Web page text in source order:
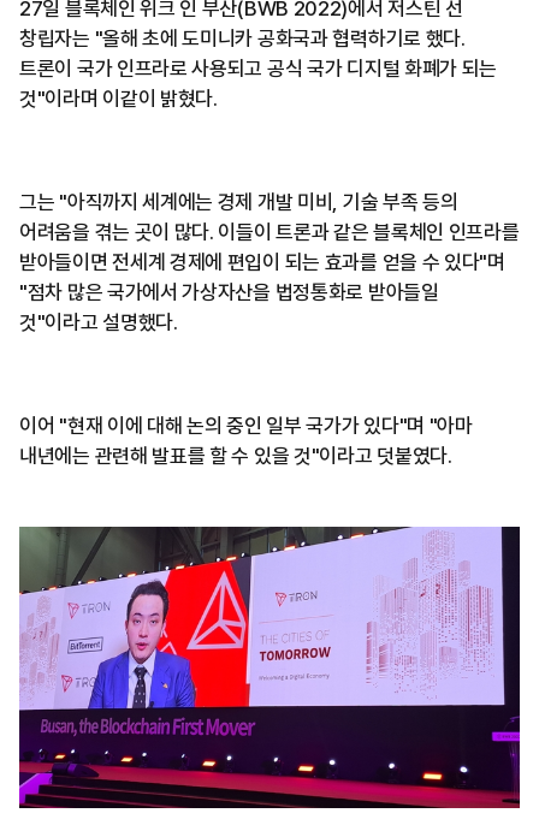
27일 블록체인 위크 인 부산(BWB 2022)에서 저스틴 선
창립자는 "올해 초에 도미니카 공화국과 협력하기로 했다.
트론이 국가 인프라로 사용되고 공식 국가 디지털 화폐가 되는
것"이라며 이같이 밝혔다.
그는 "아직까지 세계에는 경제 개발 미비, 기술 부족 등의
어려움을 겪는 곳이 많다. 이들이 트론과 같은 블록체인 인프라를
받아들이면 전세계 경제에 편입이 되는 효과를 얻을 수 있다"며
"점차 많은 국가에서 가상자산을 법정통화로 받아들일
것"이라고 설명했다.
이어 "현재 이에 대해 논의 중인 일부 국가가 있다"며 "아마
내년에는 관련해 발표를 할 수 있을 것"이라고 덧붙였다.